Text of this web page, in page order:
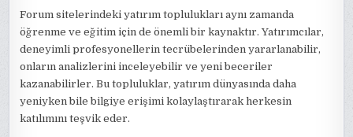
Forum sitelerindeki yatırım toplulukları aynı zamanda
öğrenme ve eğitim için de önemli bir kaynaktır. Yatırımcılar,
deneyimli profesyonellerin tecrübelerinden yararlanabilir,
onların analizlerini inceleyebilir ve yeni beceriler
kazanabilirler. Bu topluluklar, yatırım dünyasında daha
yeniyken bile bilgiye erişimi kolaylaştırarak herkesin
katılımını teşvik eder.